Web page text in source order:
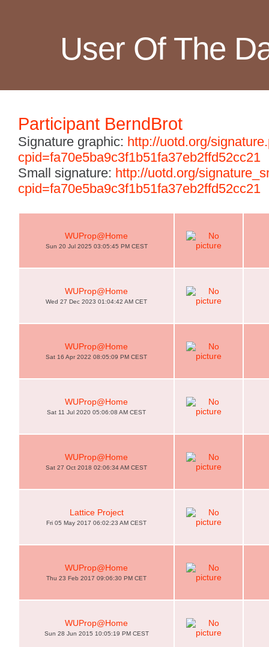
User Of The
Participant BerndBrot
Signature graphic: http://uotd.org/
cpid=fa70e5ba9c3f1b51fa37eb2ffd52cc21
Small signature: http://uotd.org/
cpid=fa70e5ba9c3f1b51fa37eb2ffd52cc21
WUProp@Home
Sun 20 Jul 2025 03:05:45 PM CEST
WUProp@Home
Wed 27 Dec 2023 01:04:42 AM CET
WUProp@Home
Sat 16 Apr 2022 08:05:09 PM CEST
WUProp@Home
Sat 11 Jul 2020 05:06:08 AM CEST
WUProp@Home
Sat 27 Oct 2018 02:06:34 AM CEST
Lattice Project
Fri 05 May 2017 06:02:23 AM CEST
WUProp@Home
Thu 23 Feb 2017 09:06:30 PM CET
WUProp@Home
Sun 28 Jun 2015 10:05:19 PM CEST